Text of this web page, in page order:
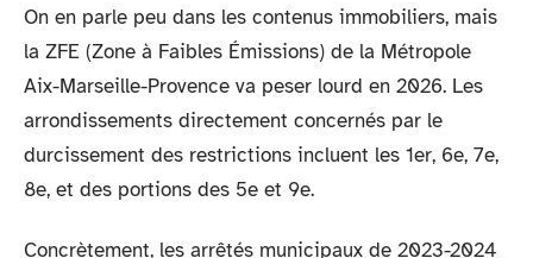
On en parle peu dans les contenus immobiliers, mais
la ZFE (Zone à Faibles Émissions) de la Métropole
Aix-Marseille-Provence va peser lourd en 2026. Les
arrondissements directement concernés par le
durcissement des restrictions incluent les 1er, 6e, 7e,
8e, et des portions des 5e et 9e.
Concrètement, les arrêtés municipaux de 2023-2024